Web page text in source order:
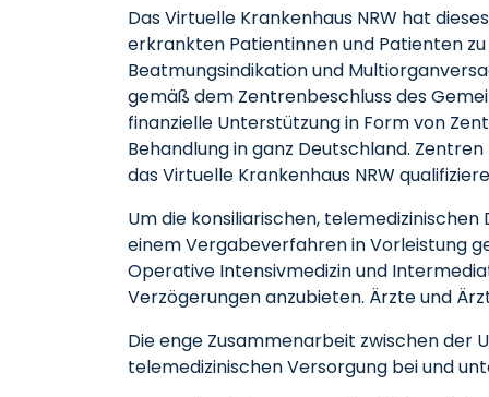
Das Virtuelle Krankenhaus NRW hat
erkrankten Patientinnen und Patienten
Beatmungsindikation und
gemäß dem Zentrenbeschluss des
finanzielle Unterstützung in Form von
Behandlung in ganz Deutschland.
das Virtuelle Krankenhaus NRW
Um die konsiliarischen,
einem Vergabeverfahren in Vorleistung
Operative Intensivmedizin und
Verzögerungen anzubieten. Ärzte und
Die enge Zusammenarbeit zwischen der
telemedizinischen Versorgung bei und